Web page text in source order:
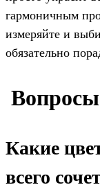
гармоничным
измеряйте и
обязательно
Какие
всего